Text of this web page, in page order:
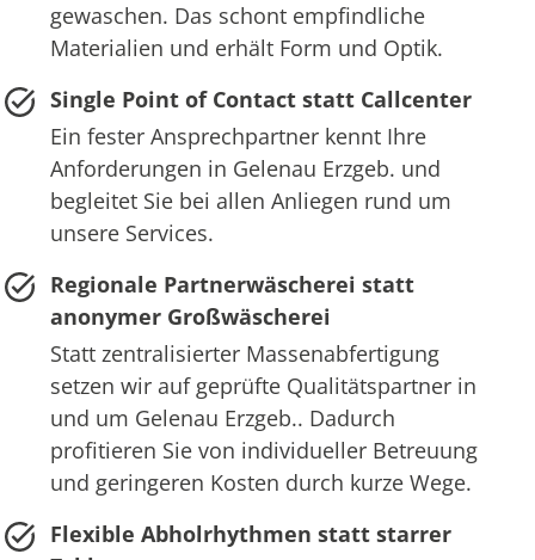
gewaschen. Das schont empfindliche
Materialien und erhält Form und Optik.
Single Point of Contact statt Callcenter
Ein fester Ansprechpartner kennt Ihre
Anforderungen in Gelenau Erzgeb. und
begleitet Sie bei allen Anliegen rund um
unsere Services.
Regionale Partnerwäscherei statt
anonymer Großwäscherei
Statt zentralisierter Massenabfertigung
setzen wir auf geprüfte Qualitätspartner in
und um Gelenau Erzgeb.. Dadurch
profitieren Sie von individueller Betreuung
und geringeren Kosten durch kurze Wege.
Flexible Abholrhythmen statt starrer